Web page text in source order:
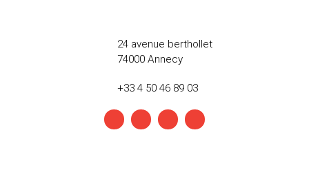
24 avenue berthollet
74000 Annecy
+33 4 50 46 89 03